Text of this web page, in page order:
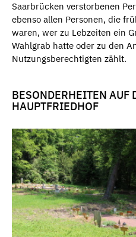
Saarbrücken verstorbenen
ebenso allen Personen, die
waren, wer zu Lebzeiten ein
Wahlgrab hatte oder zu den
Nutzungsberechtigten zählt.
BESONDERHEITEN AUF
HAUPTFRIEDHOF